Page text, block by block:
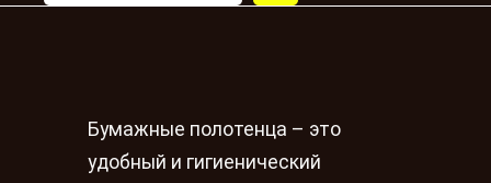
Бумажные полотенца – это
удобный и гигиенический